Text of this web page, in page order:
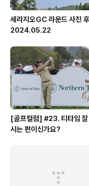
세라지오GC 라운드 사진
2024.05.22
[골프컬럼] #23. 티타임 잘
시는 편이신가요?